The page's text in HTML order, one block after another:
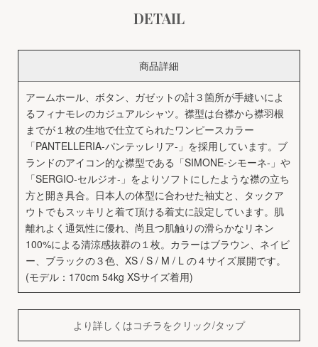
DETAIL
商品詳細
アームホール、ボタン、ガゼットの計３箇所が手縫いによ
るフィナモレのカジュアルシャツ。襟型は台襟から襟羽根
までが１枚の生地で仕立てられたワンピースカラー
「PANTELLERIA-パンテッレリア-」を採用しています。ブ
ランドのアイコン的な襟型である「SIMONE-シモーネ-」や
「SERGIO-セルジオ-」をよりソフトにしたような襟の立ち
方と開き具合。日本人の体型に合わせた袖丈と、タックア
ウトでもスッキリと着て頂ける着丈に設定しています。肌
離れよく通気性に優れ、尚且つ肌触りの滑らかなリネン
100%による清涼感抜群の１枚。カラーはブラウン、ネイビ
ー、ブラックの３色、XS / S / M / L の４サイズ展開です。
(モデル：170cm 54kg XSサイズ着用)
より詳しくはコチラをクリック/タップ